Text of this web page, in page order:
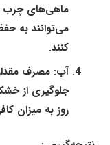
ماهی‌های چرب
می‌توانند به
کنند.
آب: مصرف
جلوگیری از
روز به میزان